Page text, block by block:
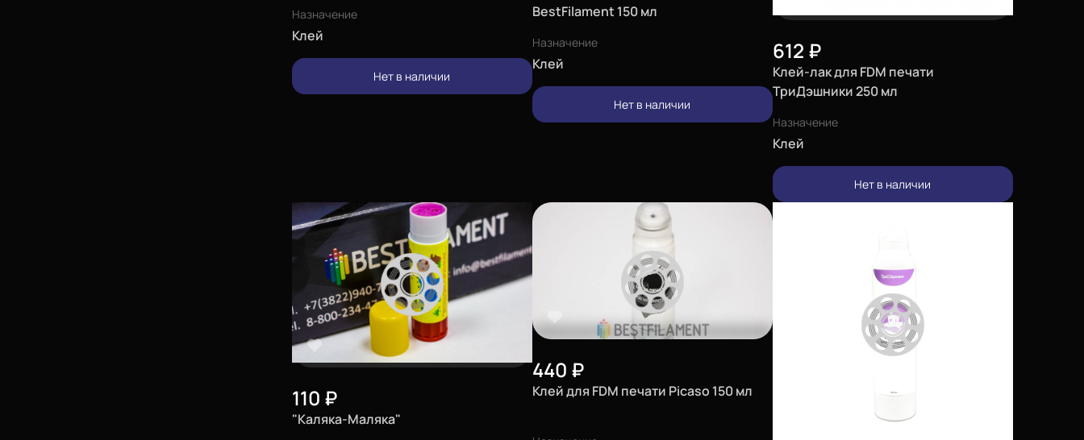
Назначение
Клей
Нет в наличии
BestFilament 150 мл
Назначение
Клей
Нет в наличии
612 ₽
Клей-лак для FDM печати
ТриДэшники 250 мл
Назначение
Клей
Нет в наличии
110 ₽
"Каляка-Маляка"
440 ₽
Клей для FDM печати Picaso 150 мл